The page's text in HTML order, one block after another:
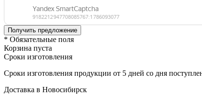
* Обязательные поля
Корзина пуста
Сроки изготовления
Сроки изготовления продукции от 5 дней со дня
Доставка в Новосибирск